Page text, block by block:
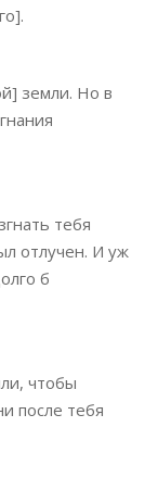
земли. Но в
тебя
отлучен. И уж
б
чтобы
после тебя